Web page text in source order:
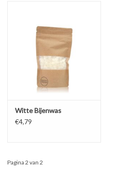
Witte Bijenwas
€4,79
Pagina 2 van 2